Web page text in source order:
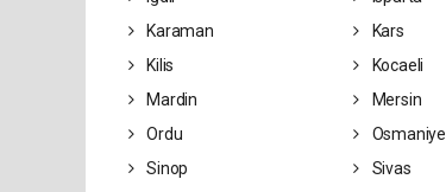
Karaman
Kars
Kilis
Kocaeli
Mardin
Mersin
Ordu
Osmaniye
Sinop
Sivas